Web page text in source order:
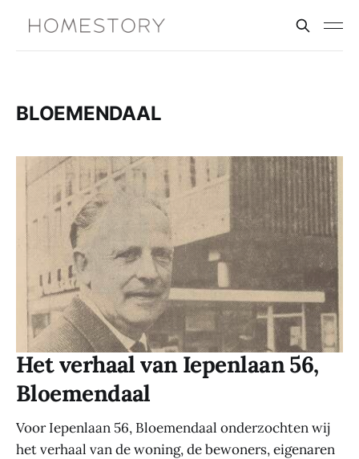
BLOEMENDAAL
Het verhaal van Iepenlaan 56,
Bloemendaal
Voor Iepenlaan 56, Bloemendaal onderzochten wij
het verhaal van de woning, de bewoners, eigenaren